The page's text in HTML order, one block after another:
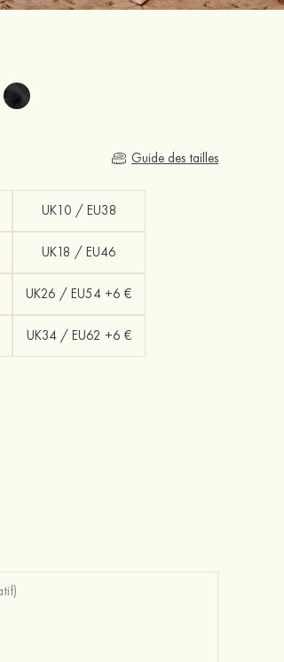
Guide des tailles
UK10 / EU38
UK18 / EU46
UK26 / EU54 +6 €
UK34 / EU62 +6 €